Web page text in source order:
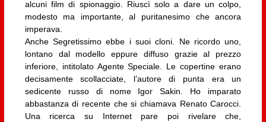
alcuni film di spionaggio. Riuscì solo a dare un colpo,
modesto ma importante, al puritanesimo che ancora
imperava.
Anche Segretissimo ebbe i suoi cloni. Ne ricordo uno,
lontano dal modello eppure diffuso grazie al prezzo
inferiore, intitolato Agente Speciale. Le copertine erano
decisamente scollacciate, l’autore di punta era un
sedicente russo di nome Igor Sakin. Ho imparato
abbastanza di recente che si chiamava Renato Carocci.
Una ricerca su Internet pare poi rivelare che,